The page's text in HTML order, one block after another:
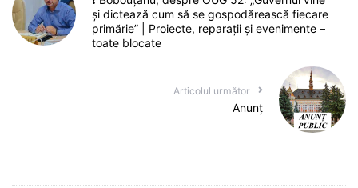
și dictează cum să se gospodărească fiecare
primărie” | Proiecte, reparații și evenimente –
toate blocate
Articolul următor
Anunț